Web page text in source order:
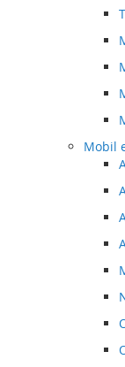
Mobil